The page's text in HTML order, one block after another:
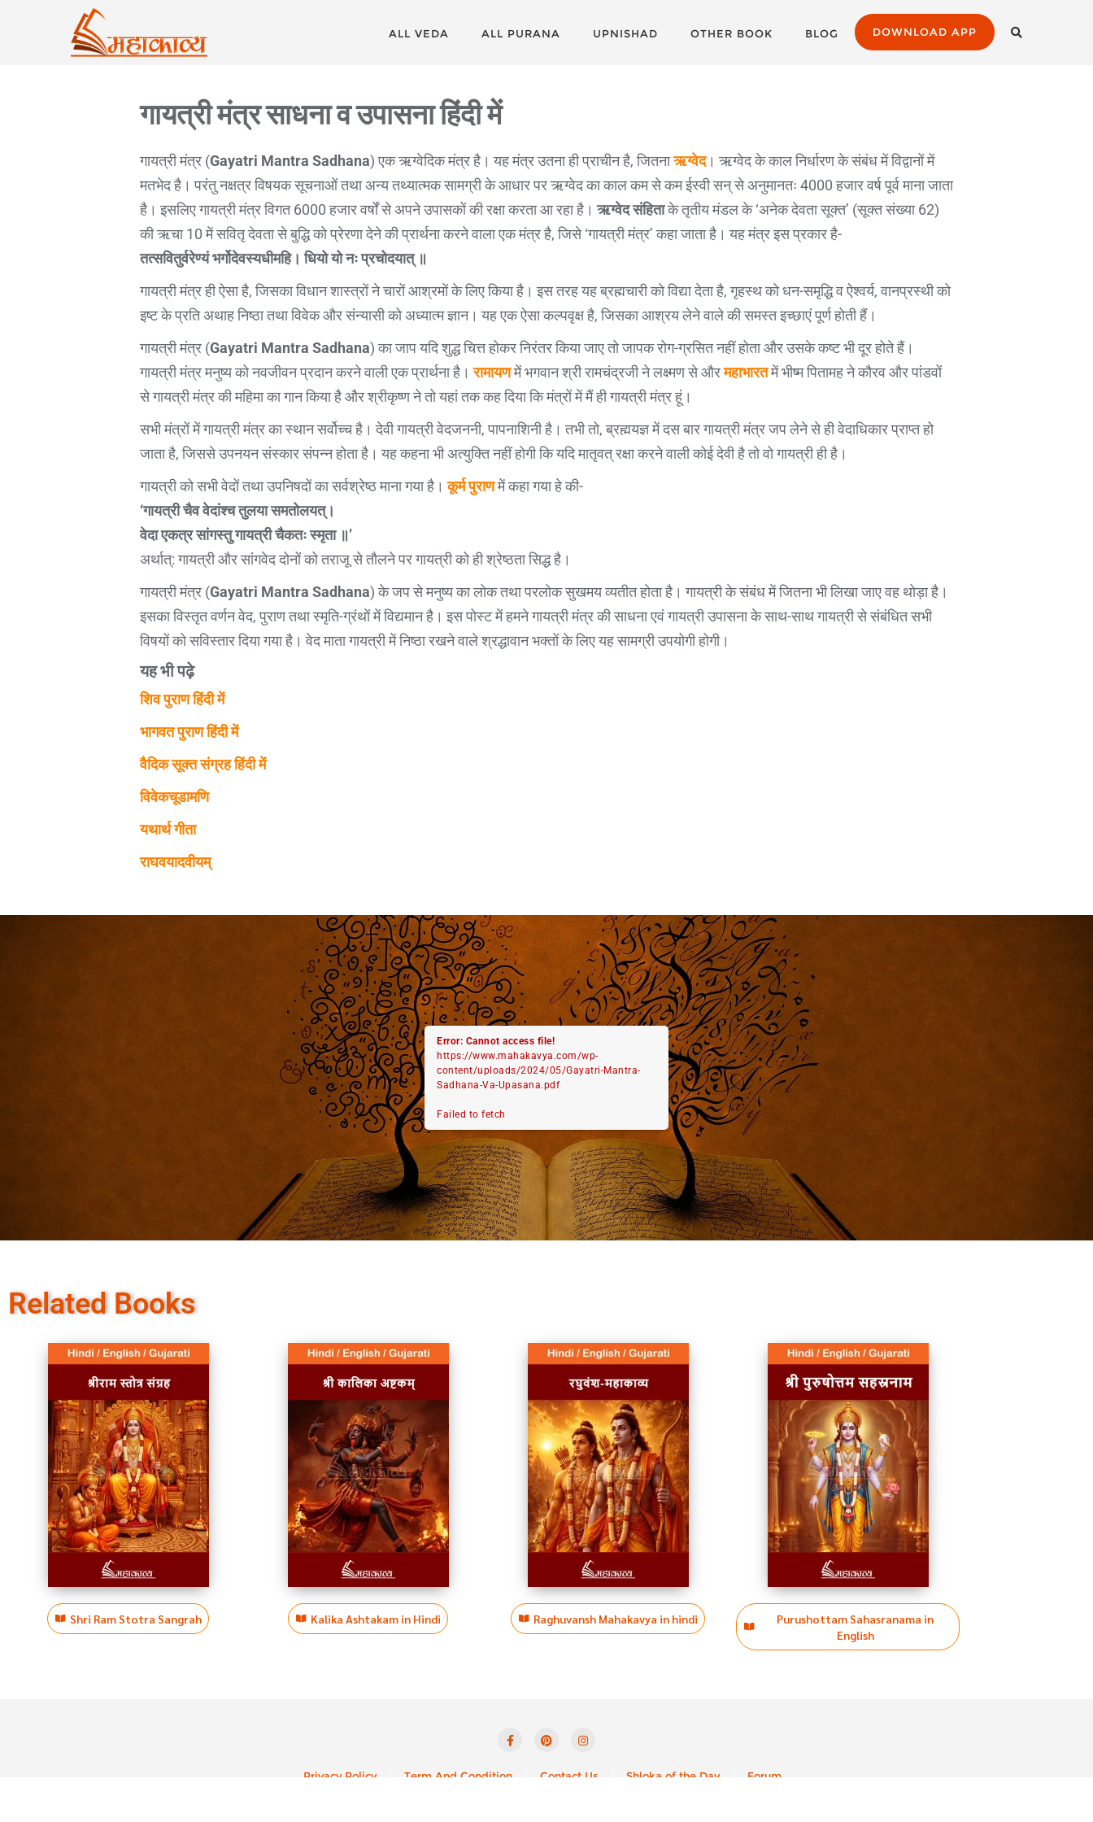
ALL VEDA ALL PURANA UPNISHAD OTHER BOOK BLOG DOWNLOAD APP
गायत्री मंत्र साधना व उपासना हिंदी में
गायत्री मंत्र (Gayatri Mantra Sadhana) एक ऋग्वेदिक मंत्र है। यह मंत्र उतना ही प्राचीन है, जितनाऋग्वेद। ऋग्वेद के काल निर्धारण के संबंध में विद्वानों में
मतभेद है। परंतु नक्षत्र विषयक सूचनाओं तथा अन्य तथ्यात्मक सामग्री के आधार पर ऋग्वेद का काल कम से कम ईस्वी सन् से अनुमानतः 4000 हजार वर्ष पूर्व माना जाता
है। इसलिए गायत्री मंत्र विगत 6000 हजार वर्षों से अपने उपासकों की रक्षा करता आ रहा है।ऋग्वेद संहिताके तृतीय मंडल के ‘अनेक देवता सूक्त’ (सूक्त संख्या 62)
की ऋचा 10 में सवितृ देवता से बुद्धि को प्रेरणा देने की प्रार्थना करने वाला एक मंत्र है, जिसे ‘गायत्री मंत्र’ कहा जाता है। यह मंत्र इस प्रकार है-
तत्सवितुर्वरेण्यं भर्गोदेवस्यधीमहि। धियो यो नः प्रचोदयात् ॥
गायत्री मंत्र ही ऐसा है, जिसका विधान शास्त्रों ने चारों आश्रमों के लिए किया है। इस तरह यह ब्रह्मचारी को विद्या देता है, गृहस्थ को धन-समृद्धि व ऐश्वर्य, वानप्रस्थी को
इष्ट के प्रति अथाह निष्ठा तथा विवेक और संन्यासी को अध्यात्म ज्ञान। यह एक ऐसा कल्पवृक्ष है, जिसका आश्रय लेने वाले की समस्त इच्छाएं पूर्ण होती हैं।
गायत्री मंत्र (Gayatri Mantra Sadhana) का जाप यदि शुद्ध चित्त होकर निरंतर किया जाए तो जापक रोग-ग्रसित नहीं होता और उसके कष्ट भी दूर होते हैं।
गायत्री मंत्र मनुष्य को नवजीवन प्रदान करने वाली एक प्रार्थना है।रामायणमें भगवान श्री रामचंद्रजी ने लक्ष्मण से औरमहाभारतमें भीष्म पितामह ने कौरव और पांडवों
से गायत्री मंत्र की महिमा का गान किया है और श्रीकृष्ण ने तो यहां तक कह दिया कि मंत्रों में मैं ही गायत्री मंत्र हूं।
सभी मंत्रों में गायत्री मंत्र का स्थान सर्वोच्च है। देवी गायत्री वेदजननी, पापनाशिनी है। तभी तो, ब्रह्मयज्ञ में दस बार गायत्री मंत्र जप लेने से ही वेदाधिकार प्राप्त हो
जाता है, जिससे उपनयन संस्कार संपन्न होता है। यह कहना भी अत्युक्ति नहीं होगी कि यदि मातृवत् रक्षा करने वाली कोई देवी है तो वो गायत्री ही है।
गायत्री को सभी वेदों तथा उपनिषदों का सर्वश्रेष्ठ माना गया है।कूर्म पुराणमें कहा गया हे की-
‘गायत्री चैव वेदांश्च तुलया समतोलयत्।
वेदा एकत्र सांगस्तु गायत्री चैकतः स्मृता ॥’
अर्थात्: गायत्री और सांगवेद दोनों को तराजू से तौलने पर गायत्री को ही श्रेष्ठता सिद्ध है।
गायत्री मंत्र (Gayatri Mantra Sadhana) के जप से मनुष्य का लोक तथा परलोक सुखमय व्यतीत होता है। गायत्री के संबंध में जितना भी लिखा जाए वह थोड़ा है।
इसका विस्तृत वर्णन वेद, पुराण तथा स्मृति-ग्रंथों में विद्यमान है। इस पोस्ट में हमने गायत्री मंत्र की साधना एवं गायत्री उपासना के साथ-साथ गायत्री से संबंधित सभी
विषयों को सविस्तार दिया गया है। वेद माता गायत्री में निष्ठा रखने वाले श्रद्धावान भक्तों के लिए यह सामग्री उपयोगी होगी।
यह भी पढ़े
शिव पुराण हिंदी में
भागवत पुराण हिंदी में
वैदिक सूक्त संग्रह हिंदी में
विवेकचूडामणि
यथार्थ गीता
राघवयादवीयम्
Error: Cannot access file!
https://www.mahakavya.com/wp-
content/uploads/2024/05/Gayatri-Mantra-
Sadhana-Va-Upasana.pdf
Failed to fetch
Related Books
Shri Ram Stotra Sangrah Kalika Ashtakam in Hindi Raghuvansh Mahakavya in hindi
Purushottam Sahasranama in
English
Privacy Policy Term And Condition Contact Us Shloka of the Day Forum